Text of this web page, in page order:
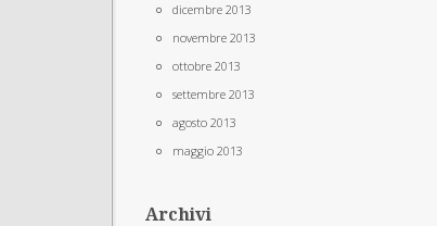
dicembre 2013
novembre 2013
ottobre 2013
settembre 2013
agosto 2013
maggio 2013
Archivi